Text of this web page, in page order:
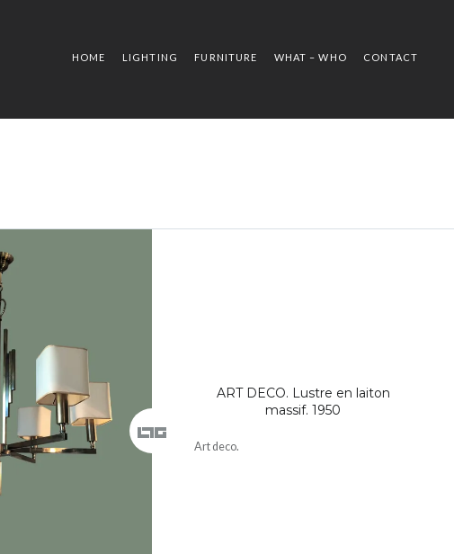
HOME LIGHTING FURNITURE WHAT – WHO CONTACT
ART DECO. Lustre en laiton
massif. 1950
Art deco.